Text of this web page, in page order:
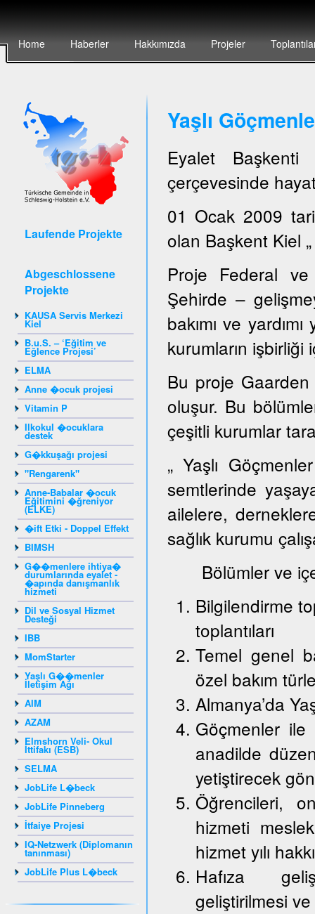
Home Haberler Hakkımızda Projeler
Laufende Projekte
Abgeschlossene
Projekte
KAUSA Servis Merkezi
Kiel
B.u.S. – ‘Eğitim ve
Eğlence Projesi’
ELMA
Anne �ocuk projesi
Vitamin P
Ilkokul �ocuklara
destek
G�kkuşağı projesi
"Rengarenk"
Anne-Babalar �ocuk
Eğitimini �ğreniyor
(ELKE)
�ift Etki - Doppel Effekt
BIMSH
G��menlere ihtiya�
durumlarında eyalet -
�apında danışmanlık
hizmeti
Dil ve Sosyal Hizmet
Desteği
IBB
MomStarter
Yaşlı G��menler
İletişim Ağı
AIM
AZAM
Elmshorn Veli- Okul
İttifakı (ESB)
SELMA
JobLife L�beck
JobLife Pinneberg
İtfaiye Projesi
IQ-Netzwerk (Diplomanın
tanınması)
JobLife Plus L�beck
Yaşlı
Eyalet
çerçevesinde
01 Ocak 2009
olan Başkent Kiel
Proje Federal ve
Şehirde –
bakımı ve
kurumların işbirliği
Bu proje
oluşur. Bu
çeşitli kurumlar
„ Yaşlı
semtlerinde
ailelere,
sağlık kurumu
Bölümler ve
Bilgilendirme
toplantıları
Temel genel
özel bakım
Almanya’da
Göçmenler
anadilde
yetiştirecek
Öğrencileri,
hizmeti
hizmet yılı
Hafıza
geliştirilmesi ve